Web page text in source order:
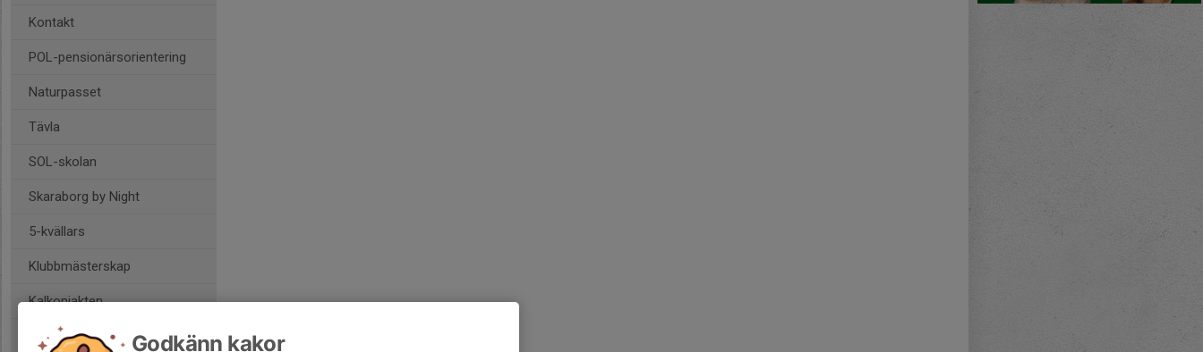
Kontakt
POL-pensionärsorientering
Naturpasset
Tävla
SOL-skolan
Skaraborg by Night
5-kvällars
Klubbmästerskap
Kalkonjakten
Klubbpoängen Godkänn kakor